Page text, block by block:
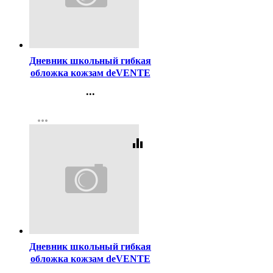
Дневник школьный гибкая
обложка кожзам deVENTE
шелкография, отстрочка,
...
Регистрация
more_horiz
equalizer
Дневник школьный гибкая
обложка кожзам deVENTE